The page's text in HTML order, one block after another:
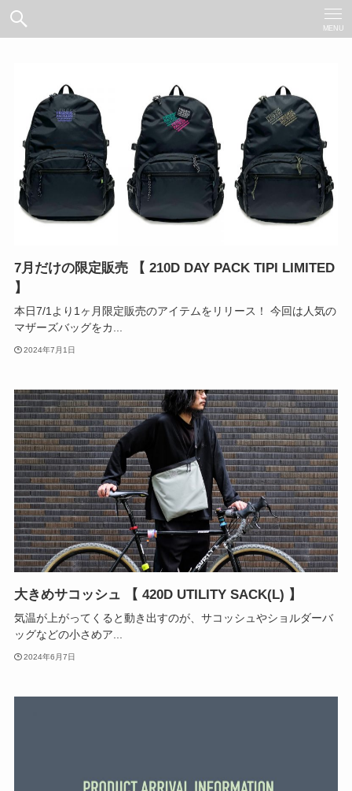
MENU
7月だけの限定販売 【 210D DAY PACK TIPI LIMITED
】
本日7/1より1ヶ月限定販売のアイテムをリリース！ 今回は人気の
マザーズバッグをカ...
2024年7月1日
大きめサコッシュ 【 420D UTILITY SACK(L) 】
気温が上がってくると動き出すのが、サコッシュやショルダーバ
ッグなどの小さめア...
2024年6月7日